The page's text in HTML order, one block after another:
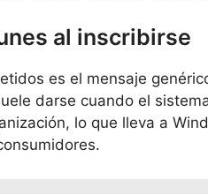
al inscribirse
es el mensaje
darse cuando el
lo que lleva a